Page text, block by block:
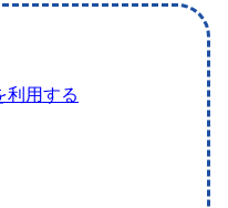
利用する